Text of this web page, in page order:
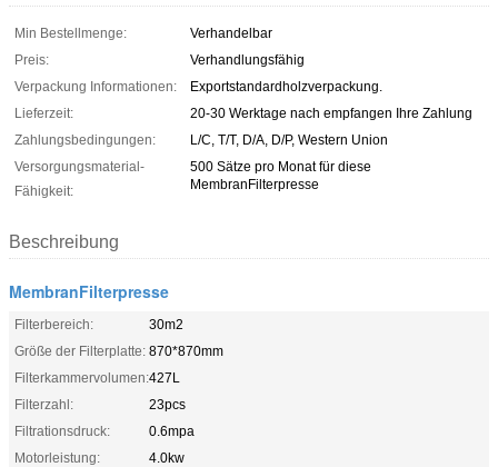
Min Bestellmenge:
Verhandelbar
Preis:
Verhandlungsfähig
Verpackung Informationen:
Exportstandardholzverpackung.
Lieferzeit:
20-30 Werktage nach empfangen Ihre Zahlung
Zahlungsbedingungen:
L/C, T/T, D/A, D/P, Western Union
Versorgungsmaterial-
Fähigkeit:
500 Sätze pro Monat für diese
MembranFilterpresse
Beschreibung
MembranFilterpresse
Filterbereich:
30m2
Größe der Filterplatte: 870*870mm
Filterkammervolumen:427L
Filterzahl:
23pcs
Filtrationsdruck:
0.6mpa
Motorleistung:
4.0kw